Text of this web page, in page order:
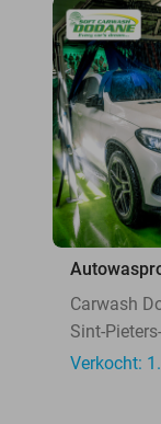
Carwash
Sint-
Verkocht: